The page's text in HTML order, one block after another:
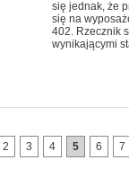
się jednak, że
się na
402. Rzecznik
wynikającymi
2 3 4 5 6 7